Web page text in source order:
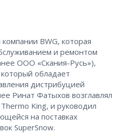
BWG, которая
и ремонтом
ООО «Скания-Русь»),
обладает
дистрибуцией
Ринат Фатыхов возглавлял
King, и руководил
на поставках
SuperSnow.